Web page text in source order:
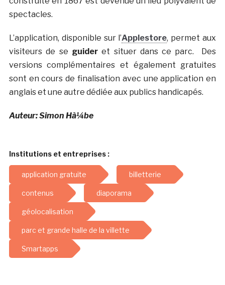
spectacles.
L’application, disponible sur l’Applestore, permet aux
visiteurs de se guideret situer dans ce parc. Des
versions complémentaires et également gratuites
sont en cours de finalisation avec une application en
anglais et une autre dédiée aux publics handicapés.
Auteur: Simon Hà¼be
Institutions et entreprises :
application gratuite billetterie
contenus diaporama
géolocalisation
parc et grande halle de la villette
Smartapps